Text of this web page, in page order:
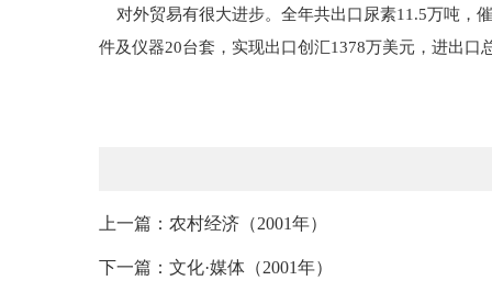
对外贸易有很大进步。全年共出口尿素11.5万吨，
件及仪器20台套，实现出口创汇1378万美元，进出
上一篇：农村经济（2001年）
下一篇：文化·媒体（2001年）